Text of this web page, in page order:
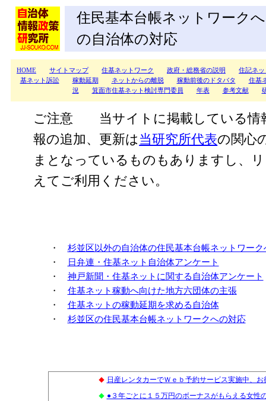
住民基本台帳ネットワークへ
の自治体の対応
HOME サイトマップ 住基ネットワーク 政府・総務省の説明
住記ネ
基ネット訴訟
稼動延期 ネットからの離脱 稼動前後のドタバタ
住基
況
箕面市住基ネット検討専門委員 年表 参考文献
ご注意 当サイトに掲載している情
報の追加、更新は 当研究所代表の関心
まとなっているものもありますし、
えてご利用ください。
・ 杉並区以外の自治体の住民基本台帳ネットワーク
・
日弁連・住基ネット自治体アンケート
・ 神戸新聞・住基ネットに関する自治体アンケート
・ 住基ネット稼動へ向けた地方六団体の主張
・ 住基ネットの稼動延期を求める自治体
・ 杉並区の住民基本台帳ネットワークへの対応
◆ 日産レンタカーでＷｅｂ予約サービス実施中、
◆ ●３年ごとに１５万円のボーナスがもらえる女性